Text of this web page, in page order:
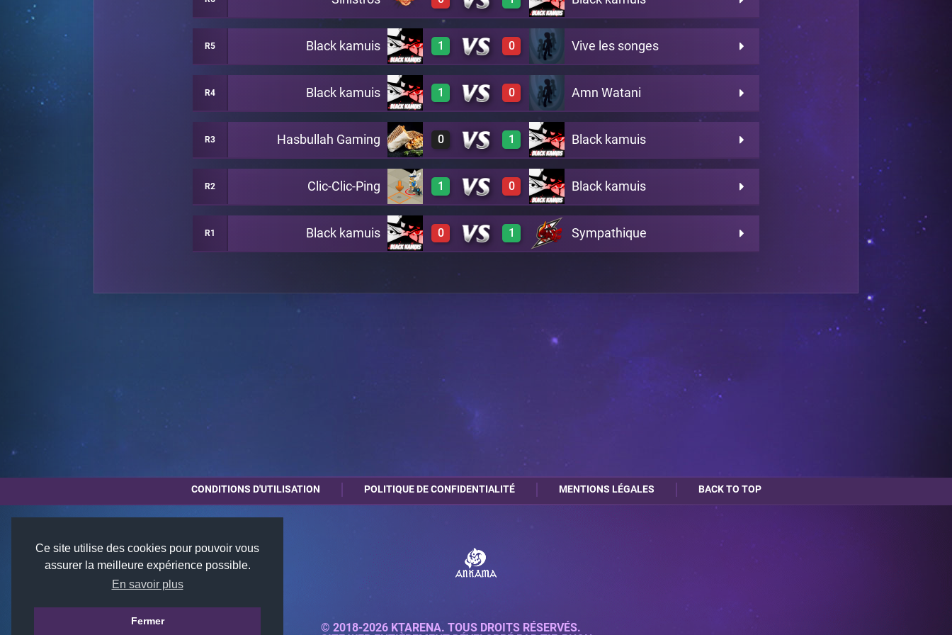
Ce site utilise des cookies pour pouvoir vous
assurer la meilleure expérience possible.
En savoir plus
Fermer
0 A10 3
0 B5 3
R5 Black kamuis 1 Vive les songes
0
3 B2 0
R4 Black kamuis 1 Amn Watani
0
3 B8 0
R3 Hasbullah Gaming 0 Black kamuis
1
0 C7 3
R2 Clic-Clic-Ping 1 Black kamuis
0
2 B13 0
R1 Black kamuis 0 Sympathique
1
CONDITIONS D'UTILISATION POLITIQUE DE CONFIDENTIALITÉ MENTIONS LÉGALES BACK TO TOP
© 2018-2026 KTARENA. TOUS DROITS RÉSERVÉS.